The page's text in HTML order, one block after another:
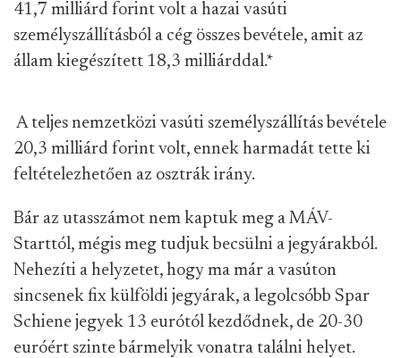
41,7 milliárd forint volt a hazai vasúti
személyszállításból a cég összes bevétele, amit az
állam kiegészített 18,3 milliárddal.*
A teljes nemzetközi vasúti személyszállítás bevétele
20,3 milliárd forint volt, ennek harmadát tette ki
feltételezhetően az osztrák irány.
Bár az utasszámot nem kaptuk meg a MÁV-
Starttól, mégis meg tudjuk becsülni a jegyárakból.
Nehezíti a helyzetet, hogy ma már a vasúton
sincsenek fix külföldi jegyárak, a legolcsóbb Spar
Schiene jegyek 13 eurótól kezdődnek, de 20-30
euróért szinte bármelyik vonatra találni helyet.